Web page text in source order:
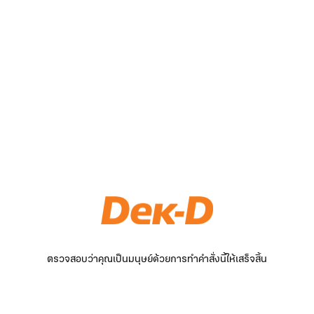
ตรวจสอบว่าคุณเป็นมนุษย์ด้วยการทำคำสั่งนี้ให้เสร็จสิ้น